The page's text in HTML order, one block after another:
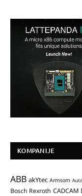
KOMPANIJE
ABB akYtec Armsom
Bosch Rexroth CADCAM